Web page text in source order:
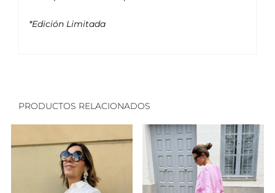
*Edición Limitada
PRODUCTOS RELACIONADOS